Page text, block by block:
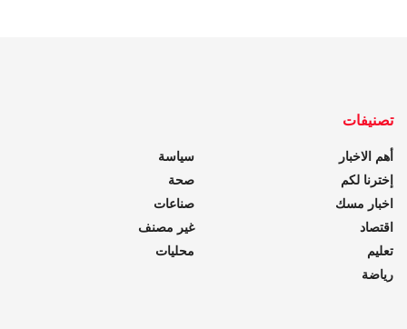
تصنيفات
أهم الاخبار
إخترنا لكم
اخبار مسك
اقتصاد
تعليم
رياضة
سياسة
صحة
صناعات
غير مصنف
محليات